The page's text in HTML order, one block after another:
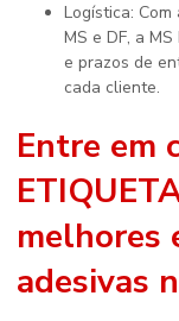
Logística: Com atendimento nos estados do PR, SC, RS, MG,
MS e DF, a
e prazos de
cada cliente.
Entre em
melhores
adesivas